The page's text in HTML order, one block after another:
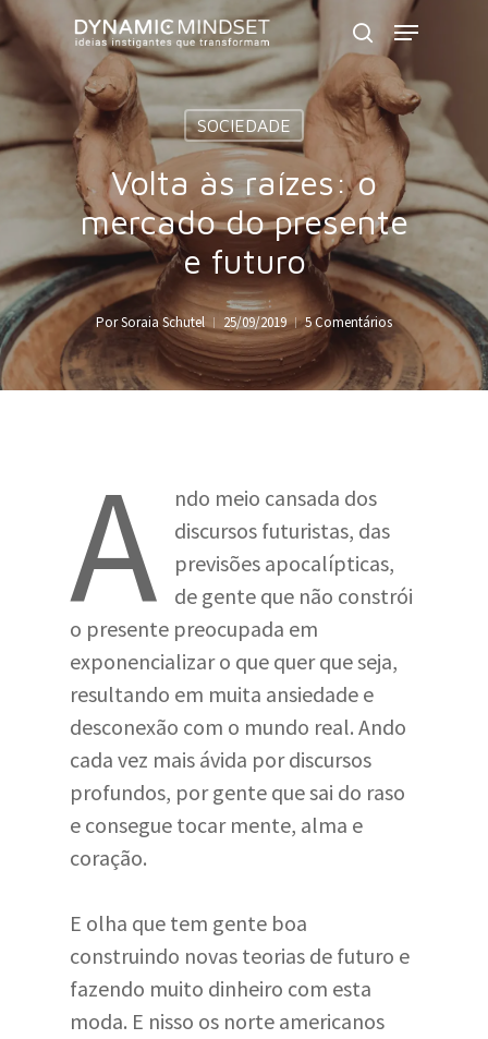
Skip
to
content
search
Menu
SOCIEDADE
Volta às raízes: o
mercado do presente
e futuro
PorSoraia Schutel 25/09/2019 5 Comentários
A
ndo meio cansada dos
discursos futuristas, das
previsões apocalípticas,
de gente que não constrói
o presente preocupada em
exponencializar o que quer que seja,
resultando em muita ansiedade e
desconexão com o mundo real. Ando
cada vez mais ávida por discursos
profundos, por gente que sai do raso
e consegue tocar mente, alma e
coração.
E olha que tem gente boa
construindo novas teorias de futuro e
fazendo muito dinheiro com esta
moda. E nisso os norte americanos
Menu